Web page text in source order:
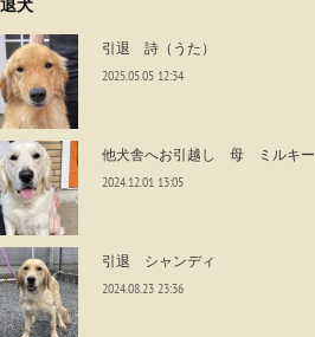
引退 詩（うた）
2025.05.05 12:34
他犬舎へお引越し 母 ミルキー
2024.12.01 13:05
引退 シャンディ
2024.08.23 23:36